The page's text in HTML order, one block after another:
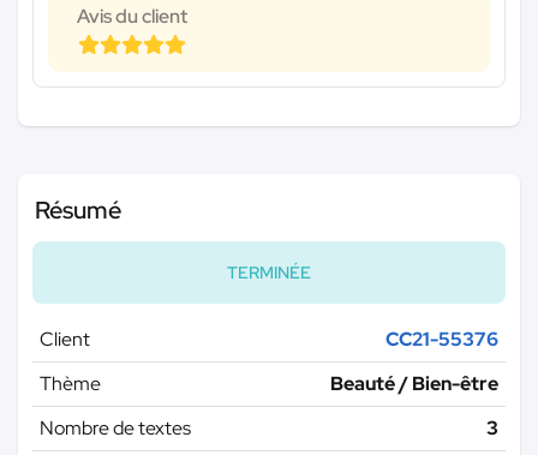
Avis du client
Résumé
TERMINÉE
Client
CC21-55376
Thème
Beauté / Bien-être
Nombre de textes
3